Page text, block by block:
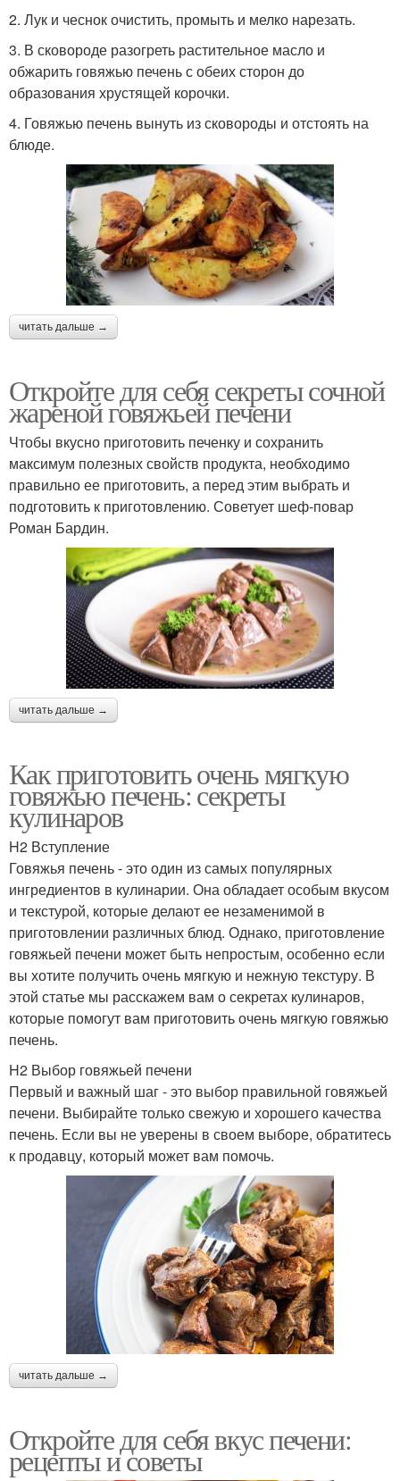
2. Лук и чеснок очистить, промыть и мелко нарезать.
3. В сковороде разогреть растительное масло и
обжарить говяжью печень с обеих сторон до
образования хрустящей корочки.
4. Говяжью печень вынуть из сковороды и отстоять на
блюде.
читать дальше →
Откройте для себя секреты сочной
жареной говяжьей печени
Чтобы вкусно приготовить печенку и сохранить
максимум полезных свойств продукта, необходимо
правильно ее приготовить, а перед этим выбрать и
подготовить к приготовлению. Советует шеф-повар
Роман Бардин.
читать дальше →
Как приготовить очень мягкую
говяжью печень: секреты
кулинаров
H2 Вступление
Говяжья печень - это один из самых популярных
ингредиентов в кулинарии. Она обладает особым вкусом
и текстурой, которые делают ее незаменимой в
приготовлении различных блюд. Однако, приготовление
говяжьей печени может быть непростым, особенно если
вы хотите получить очень мягкую и нежную текстуру. В
этой статье мы расскажем вам о секретах кулинаров,
которые помогут вам приготовить очень мягкую говяжью
печень.
H2 Выбор говяжьей печени
Первый и важный шаг - это выбор правильной говяжьей
печени. Выбирайте только свежую и хорошего качества
печень. Если вы не уверены в своем выборе, обратитесь
к продавцу, который может вам помочь.
читать дальше →
Откройте для себя вкус печени:
рецепты и советы